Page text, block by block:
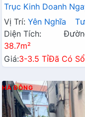
Trục Kinh Doanh
Mai Lĩnh Đang Mở
Vị Trí: Yên Nghĩa
Diện Tích:
38.7m²
Giá:3-3.5 TỉĐã Có Sổ
HÀ ĐÔNG